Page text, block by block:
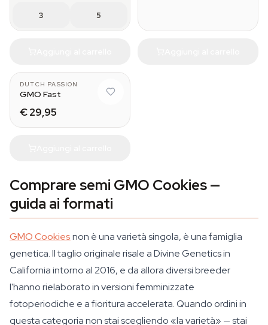
3 5
DUTCH PASSION
GMO Fast
€ 29,95
Comprare semi GMO Cookies —
guida ai formati
GMO Cookiesnon è una varietà singola, è una famiglia
genetica. Il taglio originale risale a Divine Genetics in
California intorno al 2016, e da allora diversi breeder
l'hanno rielaborato in versioni femminizzate
fotoperiodiche e a fioritura accelerata. Quando ordini in
questa categoria non stai scegliendo «la varietà» — stai